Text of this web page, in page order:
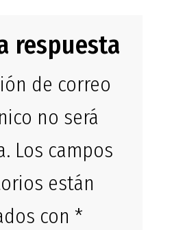
respuesta
de correo
no será
Los campos
están
con *